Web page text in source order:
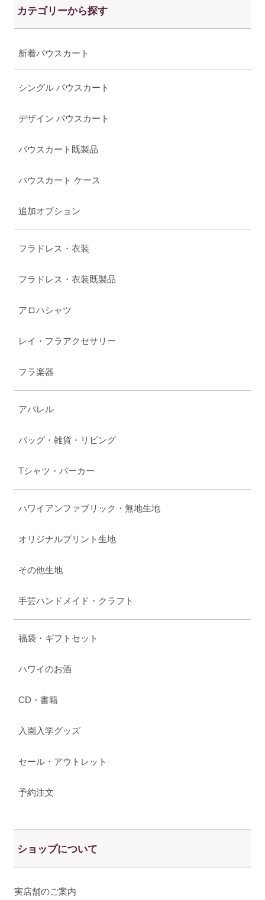
カテゴリーから探す
新着パウスカート
シングル パウスカート
デザイン パウスカート
パウスカート既製品
パウスカート ケース
追加オプション
フラドレス・衣装
フラドレス・衣装既製品
アロハシャツ
レイ・フラアクセサリー
フラ楽器
アパレル
バッグ・雑貨・リビング
Tシャツ・パーカー
ハワイアンファブリック・無地生地
オリジナルプリント生地
その他生地
手芸ハンドメイド・クラフト
福袋・ギフトセット
ハワイのお酒
CD・書籍
入園入学グッズ
セール・アウトレット
予約注文
ショップについて
実店舗のご案内